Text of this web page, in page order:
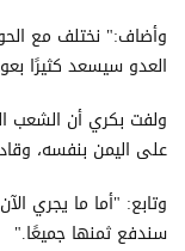
وأضاف:" نختلف مع
العدو سيسعد كثيرًا
ولفت بكري أن الشعب
على اليمن بنفسه،
وتابع: "أما ما يجري
سندفع ثمنها جميعًا."